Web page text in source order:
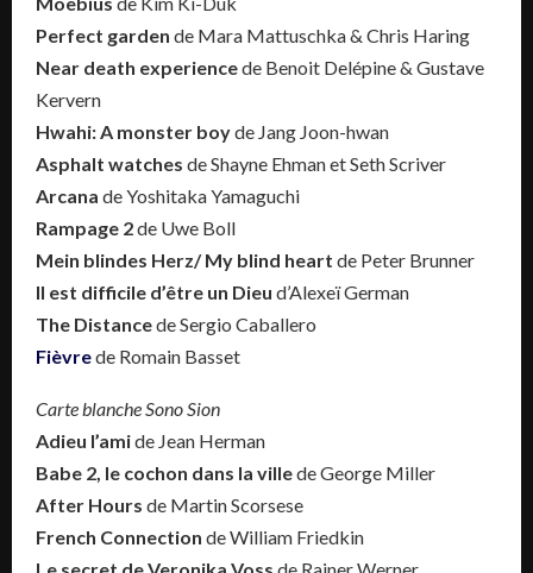
Perfect garden de Mara Mattuschka & Chris Haring
Near death experiencede Benoit Delépine & Gustave
Kervern
Hwahi: A monster boyde Jang Joon-hwan
Asphalt watches de Shayne Ehman et Seth Scriver
Arcana de Yoshitaka Yamaguchi
Rampage 2de Uwe Boll
Mein blindes Herz/ My blind heart de Peter Brunner
Il est difficile d’être un Dieu d’Alexeï German
The Distancede Sergio Caballero
Fièvrede Romain Basset
Carte blanche Sono Sion
Adieu l’amide Jean Herman
Babe 2, le cochon dans la villede George Miller
After Hours de Martin Scorsese
French Connection de William Friedkin